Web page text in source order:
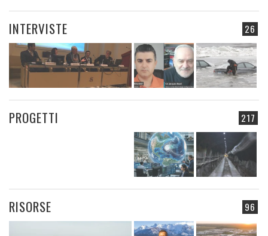
26
INTERVISTE
217
PROGETTI
96
RISORSE